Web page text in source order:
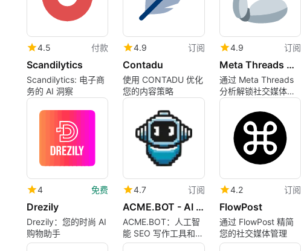
4.5 付款
Scandilytics
Scandilytics: 电子商
务的 AI 洞察
4.9 订阅
Contadu
使用 CONTADU 优化
您的内容策略
4.9 订阅
Meta Threads Analytics
通过 Meta Threads
分析解锁社交媒体洞
察
4 免费
Drezily
Drezily：您的时尚 AI
购物助手
4.7 订阅
ACME.BOT - AI SEO Writer AI Diagram Generator
ACME.BOT：人工智
能 SEO 写作工具和图
表生成器
4.2 订阅
FlowPost
通过 FlowPost 精简
您的社交媒体管理